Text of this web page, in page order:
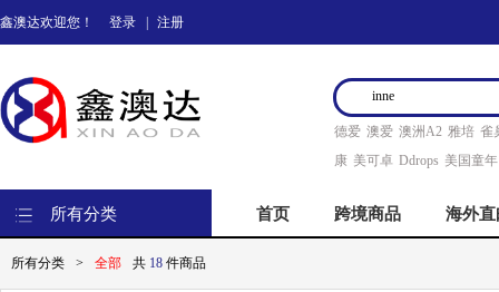
鑫澳达欢迎您！ 登录 注册
德爱 澳爱 澳洲A2 雅培 雀
康 美可卓 Ddrops 美国童年
所有分类 首页 跨境商品 海外直
所有分类 > 全部 共 18 件商品